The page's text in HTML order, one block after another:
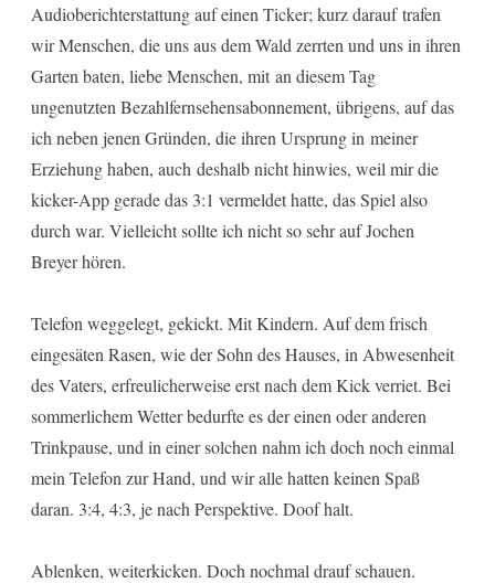
Audioberichterstattung auf einen Ticker; kurz darauf trafen
wir Menschen, die uns aus dem Wald zerrten und uns in ihren
Garten baten, liebe Menschen, mit an diesem Tag
ungenutzten Bezahlfernsehensabonnement, übrigens, auf das
ich neben jenen Gründen, die ihren Ursprung in meiner
Erziehung haben, auch deshalb nicht hinwies, weil mir die
kicker-App gerade das 3:1 vermeldet hatte, das Spiel also
durch war. Vielleicht sollte ich nicht so sehr auf Jochen
Breyer hören.
Telefon weggelegt, gekickt. Mit Kindern. Auf dem frisch
eingesäten Rasen, wie der Sohn des Hauses, in Abwesenheit
des Vaters, erfreulicherweise erst nach dem Kick verriet. Bei
sommerlichem Wetter bedurfte es der einen oder anderen
Trinkpause, und in einer solchen nahm ich doch noch einmal
mein Telefon zur Hand, und wir alle hatten keinen Spaß
daran. 3:4, 4:3, je nach Perspektive. Doof halt.
Ablenken, weiterkicken. Doch nochmal drauf schauen.